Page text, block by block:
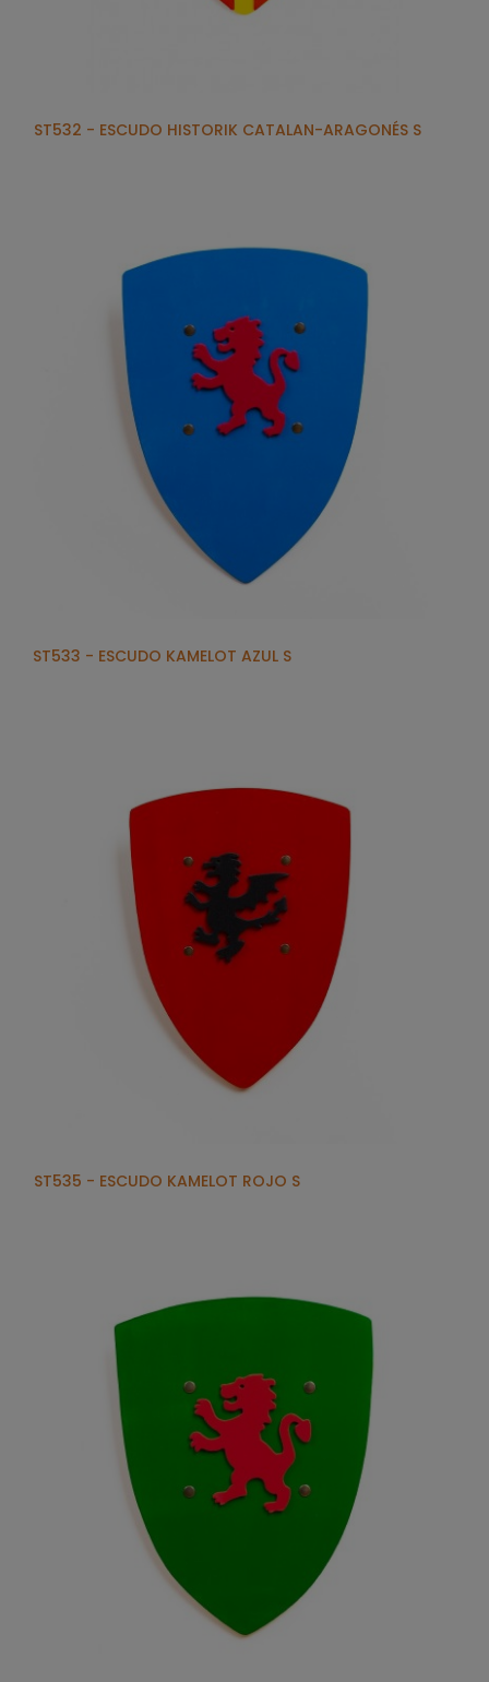
ST532 - ESCUDO HISTORIK CATALAN-ARAGONÉS S
ST533 - ESCUDO KAMELOT AZUL S
ST535 - ESCUDO KAMELOT ROJO S